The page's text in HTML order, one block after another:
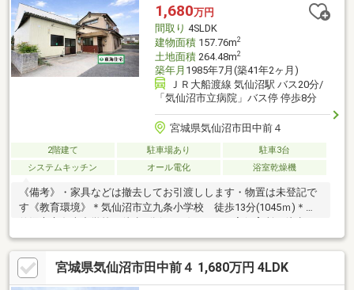
1,680万円
間取り 4SLDK
建物面積157.76m2
土地面積264.48m2
築年月 1985年7月(築41年2ヶ月)
ＪＲ大船渡線 気仙沼駅 バス20分/
「気仙沼市立病院」バス停 停歩8分
宮城県気仙沼市田中前４
2階建て 駐車場あり
駐車3台
システムキッチン
オール電化 浴室乾燥機
《備考》・家具などは撤去してお引渡しします・物置は未登記で
す《教育環境》＊気仙沼市立九条小学校 徒歩13分(1045ｍ)＊気
分(955ｍ)《生活環境》＊ファミリーマート気仙沼田中前三丁目
店 徒歩2分(139ｍ)＊薬王堂 気仙沼田中前店 徒歩3分(239ｍ)＊
サトー商会ツルハドラッグ気仙沼上田中店 徒歩5分(345ｍ)＊気
仙沼市立病院 徒歩12分(959ｍ)
宮城県気仙沼市田中前４ 1,680万円 4LDK